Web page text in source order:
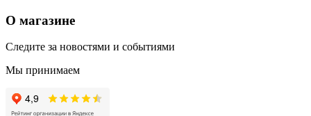
О магазине
Следите за новостями и событиями
Мы принимаем